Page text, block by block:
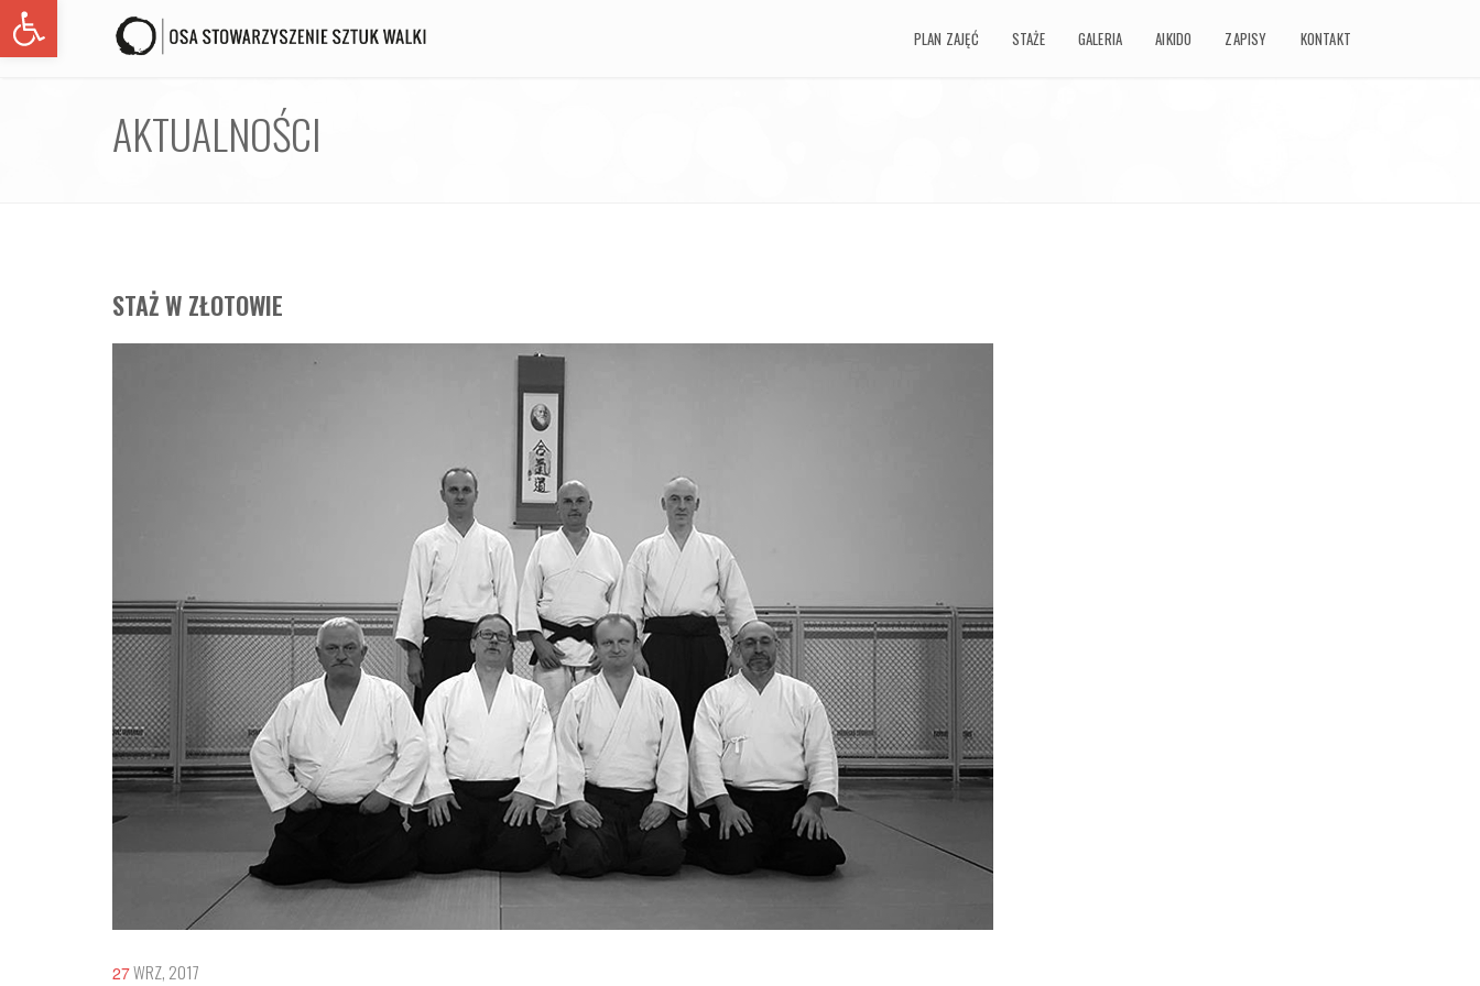
PLAN ZAJĘĆ STAŻE GALERIA AIKIDO ZAPISY KONTAKT
PLAN ZAJĘĆ STAŻE GALERIA AIKIDO ZAPISY KONTAKT
AKTUALNOŚCI
STAŻ W ZŁOTOWIE
27WRZ, 2017